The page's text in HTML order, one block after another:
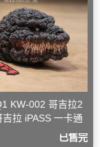
KW-002 哥吉拉2
拉 iPASS 一卡通
已售完